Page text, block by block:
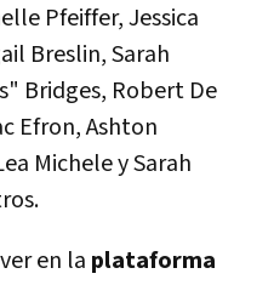
Pfeiffer, Jessica
Breslin, Sarah
Bridges, Robert De
Efron, Ashton
Michele y Sarah
en la plataforma